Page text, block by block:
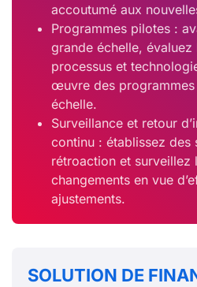
accoutumé aux
Programmes pilotes :
grande échelle, évaluez
processus et
œuvre des
échelle.
Surveillance et retour
continu : établissez des
rétroaction et surveillez
changements en vue
ajustements.
SOLUTION DE